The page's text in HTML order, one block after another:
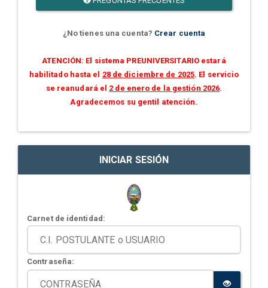
¿No tienes una cuenta? Crear cuenta
ATENCIÓN: El sistema PREUNIVERSITARIO estará
habilitado hasta el 28 de diciembre de 2025. El servicio
se reanudará el 2 de enero de la gestión 2026.
Agradecemos su gentil atención.
INICIAR SESIÓN
Carnet de identidad:
Contraseña: